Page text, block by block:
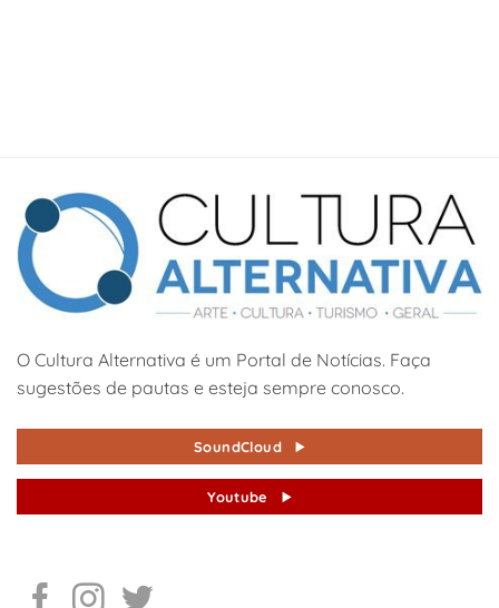
O Cultura Alternativa é um Portal de Notícias. Faça
sugestões de pautas e esteja sempre conosco.
SoundCloud
Youtube